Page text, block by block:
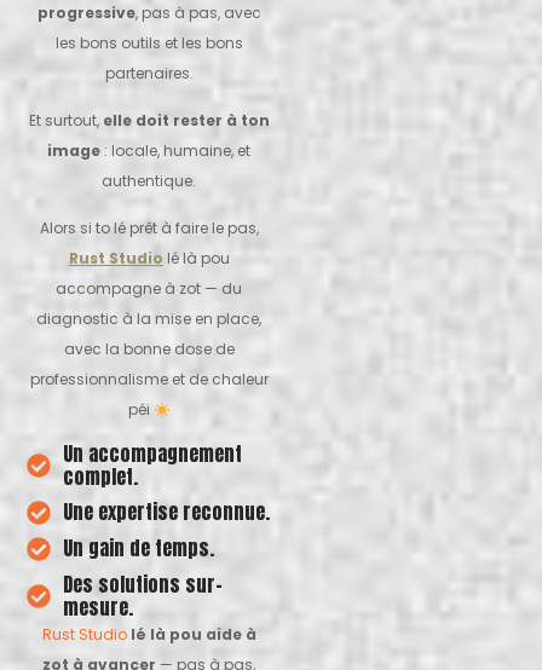
progressive, pas à pas, avec
les bons outils et les bons
partenaires.
Et surtout, elle doit rester à ton
image : locale, humaine, et
authentique.
Alors si to lé prêt à faire le pas,
Rust Studio lé là pou
accompagne à zot — du
diagnostic à la mise en place,
avec la bonne dose de
professionnalisme et de chaleur
péi
Un accompagnement
complet.
Une expertise reconnue.
Un gain de temps.
Des solutions sur-
mesure.
Rust Studio lé là pou aide à
zot à avancer — pas à pas,